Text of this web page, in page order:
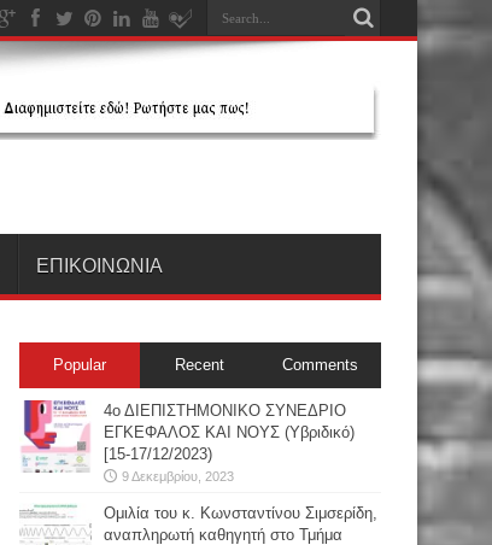
ΕΠΙΚΟΙΝΩΝΙΑ
Popular Recent Comments
4ο ΔΙΕΠΙΣΤΗΜΟΝΙΚΟ ΣΥΝΕΔΡΙΟ
ΕΓΚΕΦΑΛΟΣ ΚΑΙ ΝΟΥΣ (Υβριδικό)
[15-17/12/2023)
9 Δεκεμβρίου, 2023
Oμιλία του κ. Κωνσταντίνου Σιμσερίδη,
αναπληρωτή καθηγητή στο Τμήμα